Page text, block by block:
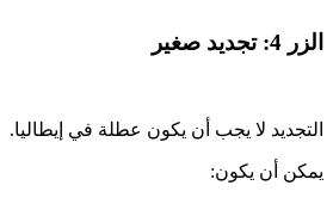
الزر 4: تجديد صغير
التجديد لا يجب أن يكون عطلة في إيطاليا.
يمكن أن يكون: